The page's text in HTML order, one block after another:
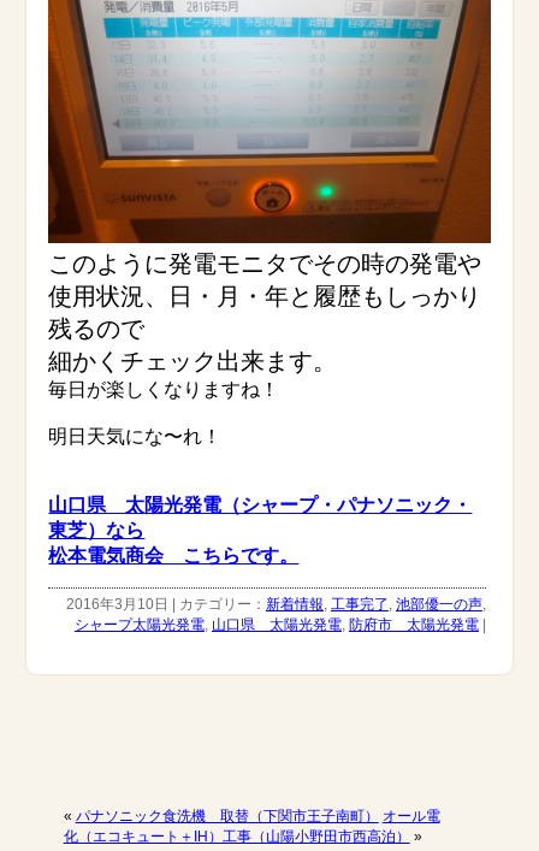
このように発電モニタでその時の発電や
使用状況、日・月・年と履歴もしっかり
残るので
細かくチェック出来ます。
毎日が楽しくなりますね！
明日天気にな〜れ！
山口県 太陽光発電（シャープ・パナソニック・
東芝）なら
松本電気商会 こちらです。
2016年3月10日 | カテゴリー： 新着情報, 工事完了 , 池部優一の声,
シャープ太陽光発電, 山口県 太陽光発電, 防府市 太陽光発電|
« パナソニック食洗機 取替（下関市王子南町）
オール電
化（エコキュート＋IH）工事（山陽小野田市西高泊）
»